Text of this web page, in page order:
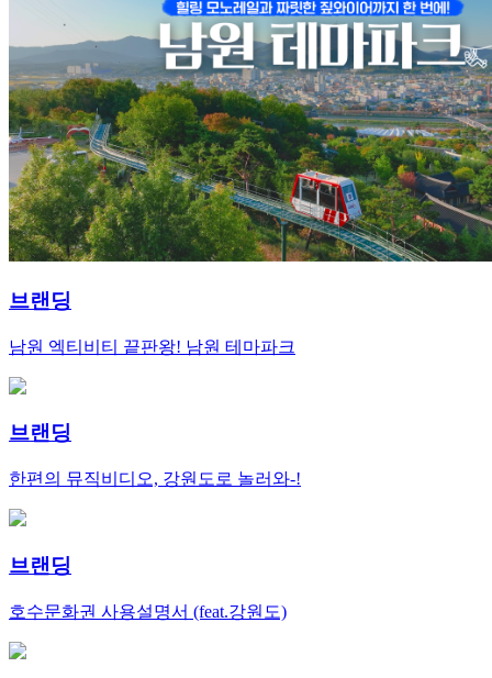
브랜딩
남원 엑티비티 끝판왕! 남원 테마파크
브랜딩
한편의 뮤직비디오, 강원도로 놀러와-!
브랜딩
호수문화권 사용설명서 (feat.강원도)